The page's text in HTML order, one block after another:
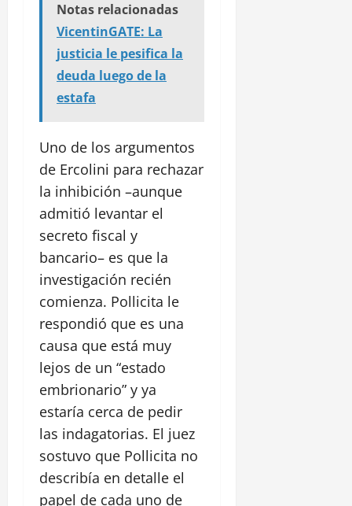
Notas relacionadas
VicentinGATE: La
justicia le pesifica la
deuda luego de la
estafa
Uno de los argumentos
de Ercolini para rechazar
la inhibición –aunque
admitió levantar el
secreto fiscal y
bancario– es que la
investigación recién
comienza. Pollicita le
respondió que es una
causa que está muy
lejos de un “estado
embrionario” y ya
estaría cerca de pedir
las indagatorias. El juez
sostuvo que Pollicita no
describía en detalle el
papel de cada uno de